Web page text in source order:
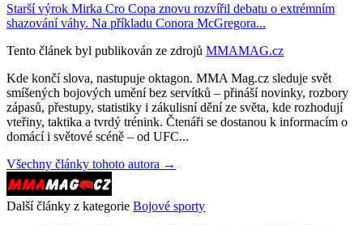
Starší výrok Mirka Cro Copa znovu rozvířil debatu o extrémním
shazování váhy. Na příkladu Conora McGregora...
Tento článek byl publikován ze zdrojů MMAMAG.cz
Kde končí slova, nastupuje oktagon. MMA Mag.cz sleduje svět
smíšených bojových umění bez servítků – přináší novinky, rozbory
zápasů, přestupy, statistiky i zákulisní dění ze světa, kde rozhodují
vteřiny, taktika a tvrdý trénink. Čtenáři se dostanou k informacím o
domácí i světové scéně – od UFC...
Všechny články tohoto autora →
Další články z kategorie Bojové sporty